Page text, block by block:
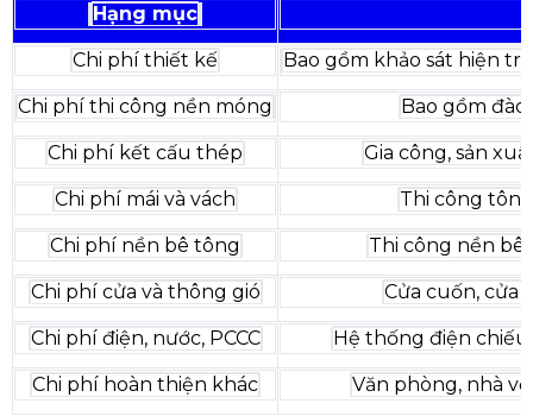
Hạng mục
Chi phí thiết kế Bao gồm khảo sát hiện
Chi phí thi công nền móng Bao gồm
Chi phí kết cấu thép Gia công, sản
Chi phí mái và vách Thi công tôn
Chi phí nền bê tông Thi công nền bê
Chi phí cửa và thông gió Cửa cuốn, cửa
Chi phí điện, nước, PCCC Hệ thống điện chiếu
Chi phí hoàn thiện khác Văn phòng, nhà